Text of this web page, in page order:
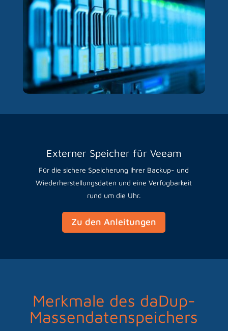
Externer Speicher für Veeam
Für die sichere Speicherung Ihrer Backup- und
Wiederherstellungsdaten und eine Verfügbarkeit
rund um die Uhr.
Zu den Anleitungen
Merkmale des daDup-
Massendatenspeichers